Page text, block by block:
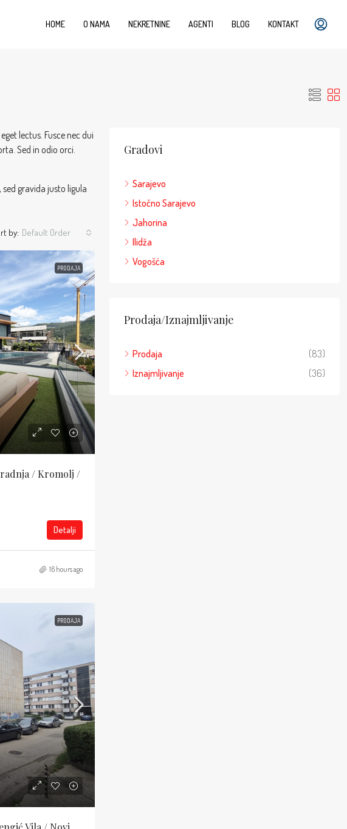
HOME O NAMA NEKRETNINE AGENTI BLOG KONTAKT
lectus. Fusce nec dui
Sed in odio orci.
gravida justo ligula
by: Default Order
PRODAJA
/ Kromolj /
Detalji
16 hours ago
PRODAJA
Gradovi
Sarajevo
Istočno Sarajevo
Jahorina
Ilidža
Vogošća
Prodaja/Iznajmljivanje
Prodaja
(83)
Iznajmljivanje
(36)